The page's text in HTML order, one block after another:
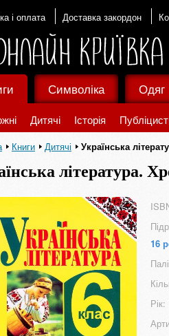
і оплата Доставка закордон
Дитячі Історія
Символіка Одяг
Книги Дитячі Українська
література.
16
Рік: